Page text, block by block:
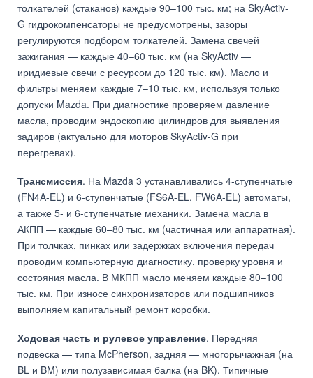
толкателей (стаканов) каждые 90–100 тыс. км; на SkyActiv-
G гидрокомпенсаторы не предусмотрены, зазоры
регулируются подбором толкателей. Замена свечей
зажигания — каждые 40–60 тыс. км (на SkyActiv —
иридиевые свечи с ресурсом до 120 тыс. км). Масло и
фильтры меняем каждые 7–10 тыс. км, используя только
допуски Mazda. При диагностике проверяем давление
масла, проводим эндоскопию цилиндров для выявления
задиров (актуально для моторов SkyActiv-G при
перегревах).
Трансмиссия. На Mazda 3 устанавливались 4-ступенчатые
(FN4A-EL) и 6-ступенчатые (FS6A-EL, FW6A-EL) автоматы,
а также 5- и 6-ступенчатые механики. Замена масла в
АКПП — каждые 60–80 тыс. км (частичная или аппаратная).
При толчках, пинках или задержках включения передач
проводим компьютерную диагностику, проверку уровня и
состояния масла. В МКПП масло меняем каждые 80–100
тыс. км. При износе синхронизаторов или подшипников
выполняем капитальный ремонт коробки.
Ходовая часть и рулевое управление. Передняя
подвеска — типа McPherson, задняя — многорычажная (на
BL и BM) или полузависимая балка (на BK). Типичные